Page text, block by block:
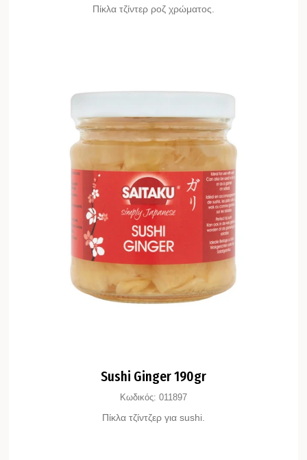
Πίκλα τζίντερ ροζ χρώματος.
Sushi Ginger 190gr
Κωδικός: 011897
Πίκλα τζίντζερ για sushi.